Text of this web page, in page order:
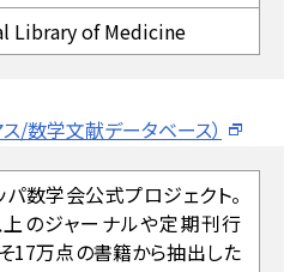
Library of Medicine
/数学文献データベース）
パ数学会公式プロジェクト。
のジャーナルや定期刊行
17万点の書籍から抽出した